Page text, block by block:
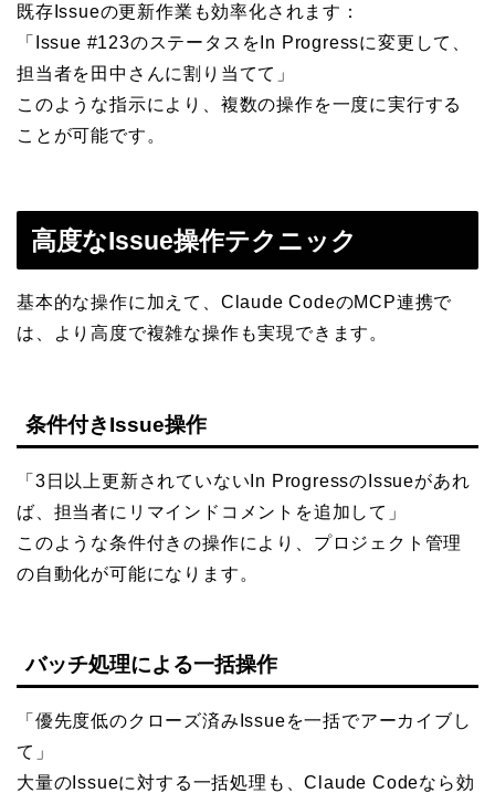
既存Issueの更新作業も効率化されます：
「Issue #123のステータスをIn Progressに変更して、
担当者を田中さんに割り当てて」
このような指示により、複数の操作を一度に実行する
ことが可能です。
高度なIssue操作テクニック
基本的な操作に加えて、Claude CodeのMCP連携で
は、より高度で複雑な操作も実現できます。
条件付きIssue操作
「3日以上更新されていないIn ProgressのIssueがあれ
ば、担当者にリマインドコメントを追加して」
このような条件付きの操作により、プロジェクト管理
の自動化が可能になります。
バッチ処理による一括操作
「優先度低のクローズ済みIssueを一括でアーカイブし
て」
大量のIssueに対する一括処理も、Claude Codeなら効